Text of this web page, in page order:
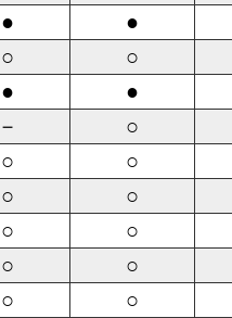
● ●
○ ○
● ●
－ ○
○ ○
○ ○
○ ○
○ ○
○ ○